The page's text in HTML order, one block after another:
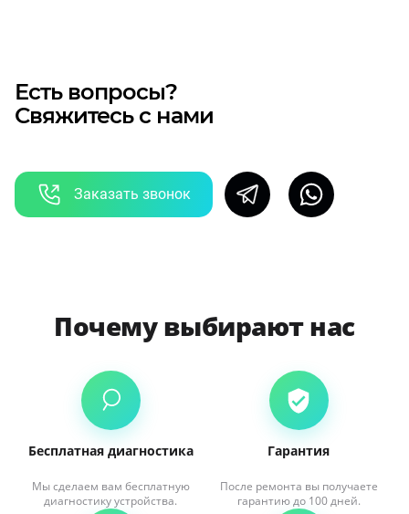
Есть вопросы?
Свяжитесь с нами
Заказать звонок
Почему выбирают нас
Бесплатная диагностика
Мы сделаем вам бесплатную
диагностику устройства.
Гарантия
После ремонта вы получаете
гарантию до 100 дней.